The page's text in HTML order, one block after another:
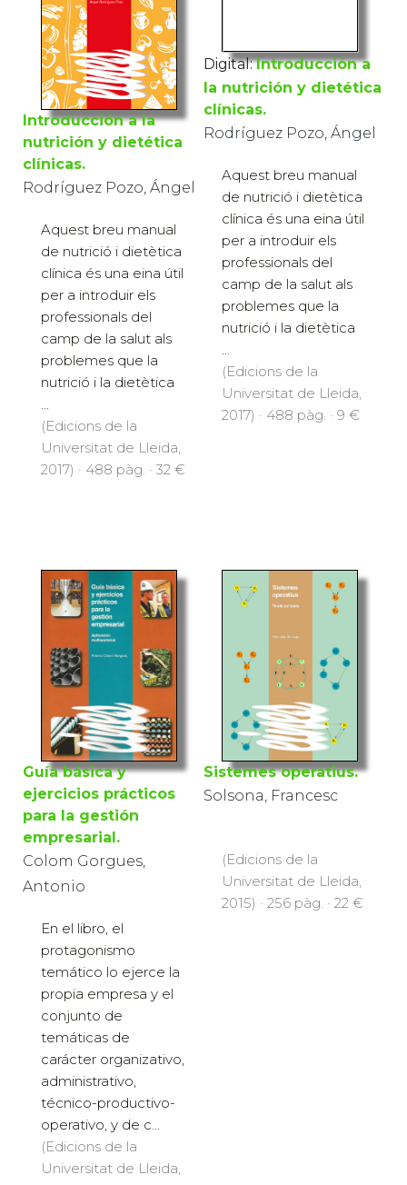
Introducción a la
nutrición y dietética
clínicas.
Rodríguez Pozo, Ángel
Aquest breu manual
de nutrició i dietètica
clínica és una eina útil
per a introduir els
professionals del
camp de la salut als
nutrició i la dietètica
...
(Edicions de la
Digital: Introducción a
la nutrición y dietética
clínicas.
Rodríguez Pozo, Ángel
Aquest breu manual
de nutrició i dietètica
clínica és una eina útil
per a introduir els
professionals del
camp de la salut als
nutrició i la dietètica
...
(Edicions de la
Universitat de Lleida,
Guía básica y
ejercicios prácticos
para la gestión
empresarial.
En el libro, el
protagonismo
temático lo ejerce la
propia empresa y el
conjunto de
temáticas de
carácter organizativo,
administrativo,
técnico-productivo-
operativo, y de c...
(Edicions de la